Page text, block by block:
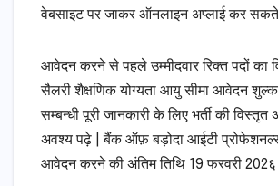
वेबसाइट पर जाकर ऑनलाइन अप्लाई कर सकते
आवेदन करने से पहले उम्मीदवार रिक्त पदों का
सैलरी शैक्षणिक योग्यता आयु सीमा आवेदन
सम्बन्धी पूरी जानकारी के लिए भर्ती की
अवश्य पढ़े | बैंक ऑफ़ बड़ोदा आईटी प्रोफेशनल्स
आवेदन करने की अंतिम तिथि 19 फरवरी 202६